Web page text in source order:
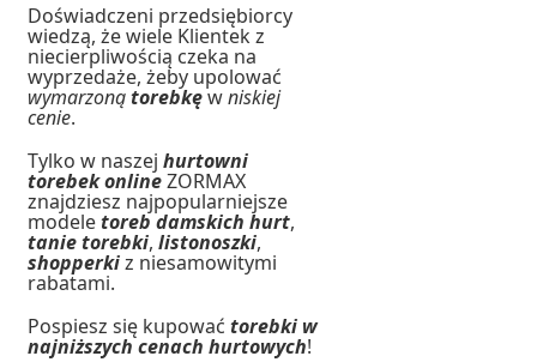
Doświadczeni przedsiębiorcy
wiedzą, że wiele Klientek z
niecierpliwością czeka na
wyprzedaże, żeby upolować
wymarzonątorebkęwniskiej
cenie.
Tylko w naszejhurtowni
torebek onlineZORMAX
znajdziesz najpopularniejsze
modeletoreb damskich hurt,
tanie torebki,listonoszki,
shopperkiz niesamowitymi
rabatami.
Pospiesz się kupowaćtorebki w
najniższych cenach hurtowych!